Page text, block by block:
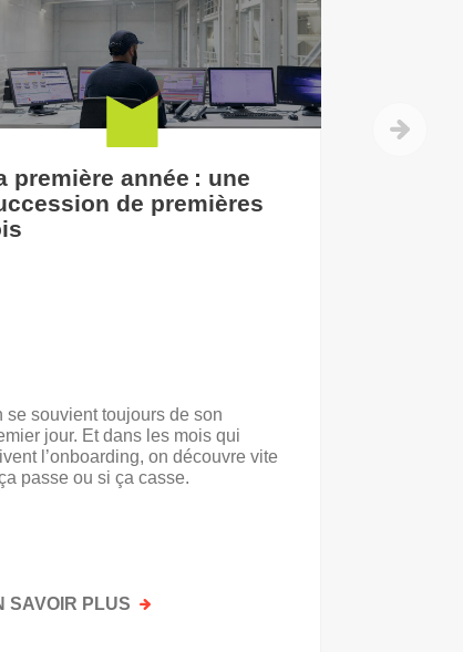
première année : une
de premières
se souvient toujours de son
jour. Et dans les mois qui
l’onboarding, on découvre vite
passe ou si ça casse.
SAVOIR PLUS SUR